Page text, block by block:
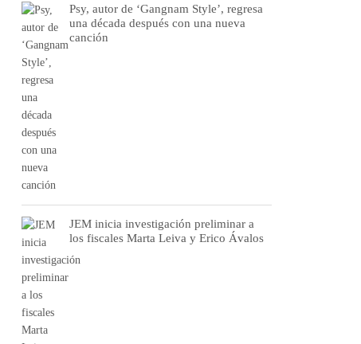
Psy, autor de ‘Gangnam Style’, regresa
una década después con una nueva
canción
JEM inicia investigación preliminar a
los fiscales Marta Leiva y Erico Ávalos